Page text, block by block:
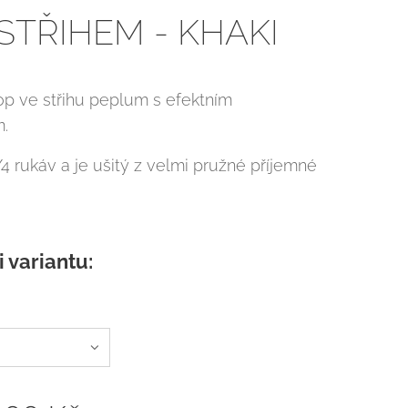
- KHAKI
ve střihu peplum s efektním
rukáv a je ušitý z velmi pružné příjemné
variantu: